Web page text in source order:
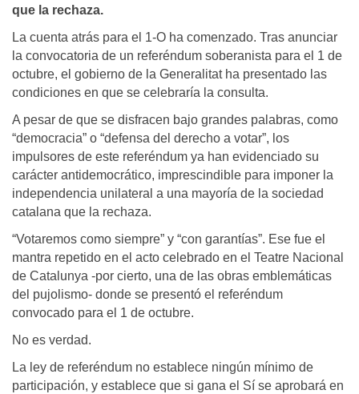
que la rechaza.
La cuenta atrás para el 1-O ha comenzado. Tras anunciar
la convocatoria de un referéndum soberanista para el 1 de
octubre, el gobierno de la Generalitat ha presentado las
condiciones en que se celebraría la consulta.
A pesar de que se disfracen bajo grandes palabras, como
“democracia” o “defensa del derecho a votar”, los
impulsores de este referéndum ya han evidenciado su
carácter antidemocrático, imprescindible para imponer la
independencia unilateral a una mayoría de la sociedad
catalana que la rechaza.
“Votaremos como siempre” y “con garantías”. Ese fue el
mantra repetido en el acto celebrado en el Teatre Nacional
de Catalunya -por cierto, una de las obras emblemáticas
del pujolismo- donde se presentó el referéndum
convocado para el 1 de octubre.
No es verdad.
La ley de referéndum no establece ningún mínimo de
participación, y establece que si gana el Sí se aprobará en